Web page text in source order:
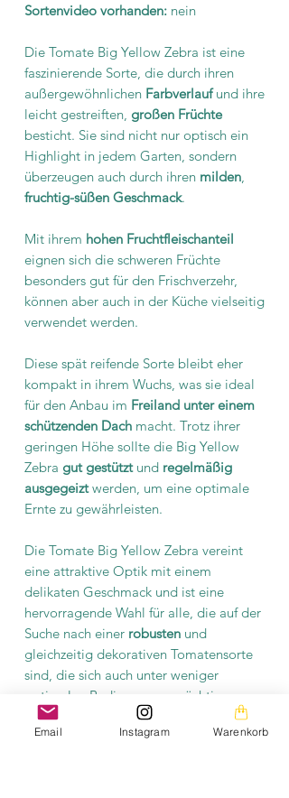
Sortenvideo vorhanden: nein
Die Tomate Big Yellow Zebra ist eine
faszinierende Sorte, die durch ihren
außergewöhnlichen Farbverlaufund ihre
leicht gestreiften, großen Früchte
besticht. Sie sind nicht nur optisch ein
Highlight in jedem Garten, sondern
überzeugen auch durch ihren milden
fruchtig-süßen Geschmack.
Mit ihrem hohen Fruchtfleischanteil
eignen sich die schweren Früchte
besonders gut für den Frischverzehr,
können aber auch in der Küche vielseitig
verwendet werden.
Diese spät reifende Sorte bleibt eher
kompakt in ihrem Wuchs, was sie ideal
für den Anbau im Freiland unter einem
schützenden Dach macht. Trotz ihrer
geringen Höhe sollte die Big Yellow
Zebra gut gestützt und regelmäßig
ausgegeiztwerden, um eine optimale
Ernte zu gewährleisten.
Die Tomate Big Yellow Zebra vereint
eine attraktive Optik mit einem
delikaten Geschmack und ist eine
hervorragende Wahl für alle, die auf der
Suche nach einer robusten und
gleichzeitig dekorativen Tomatensorte
sind, die sich auch unter weniger
optimalen Bedingungen prächtig
entwickelt.
Email Instagram Warenkorb